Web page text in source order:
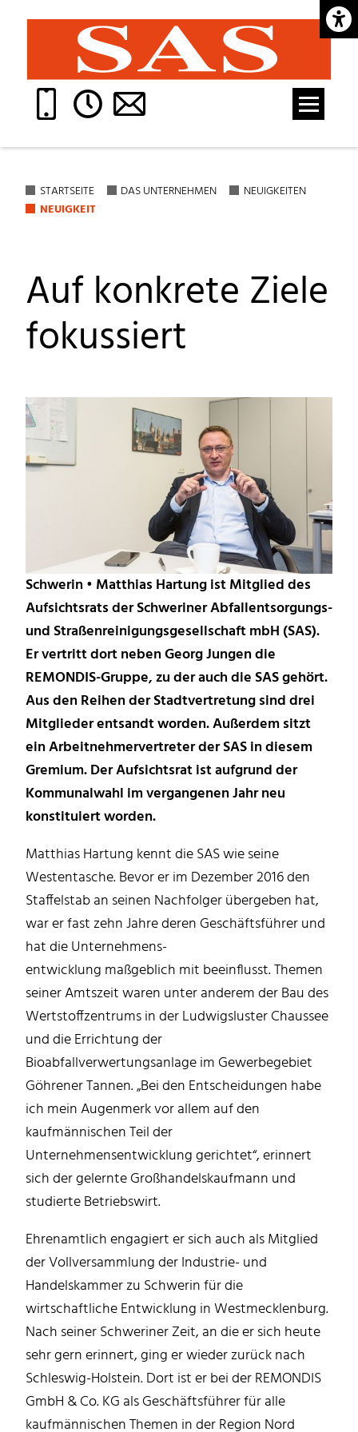
STARTSEITE DAS UNTERNEHMEN
NEUIGKEITEN
NEUIGKEIT
Auf konkrete Ziele
fokussiert
Schwerin • Matthias Hartung ist Mitglied des
Aufsichtsrats der Schweriner Abfallentsorgungs-
und Straßenreinigungsgesellschaft mbH (SAS).
Er vertritt dort neben Georg Jungen die
REMONDIS-Gruppe, zu der auch die SAS gehört.
Aus den Reihen der Stadtvertretung sind drei
Mitglieder entsandt worden. Außerdem sitzt
ein Arbeitnehmervertreter der SAS in diesem
Gremium. Der Aufsichtsrat ist aufgrund der
Kommunalwahl im vergangenen Jahr neu
konstituiert worden.
Matthias Hartung kennt die SAS wie seine
Westentasche. Bevor er im Dezember 2016 den
Staffelstab an seinen Nachfolger übergeben hat,
war er fast zehn Jahre deren Geschäftsführer und
hat die Unternehmens-
entwicklung maßgeblich mit beeinflusst. Themen
seiner Amtszeit waren unter anderem der Bau des
Wertstoffzentrums in der Ludwigsluster Chaussee
und die Errichtung der
Bioabfallverwertungsanlage im Gewerbegebiet
Göhrener Tannen. „Bei den Entscheidungen habe
ich mein Augenmerk vor allem auf den
kaufmännischen Teil der
Unternehmensentwicklung gerichtet“, erinnert
sich der gelernte Großhandelskaufmann und
studierte Betriebswirt.
Ehrenamtlich engagiert er sich auch als Mitglied
der Vollversammlung der Industrie- und
Handelskammer zu Schwerin für die
wirtschaftliche Entwicklung in Westmecklenburg.
Nach seiner Schweriner Zeit, an die er sich heute
sehr gern erinnert, ging er wieder zurück nach
Schleswig-Holstein. Dort ist er bei der REMONDIS
GmbH & Co. KG als Geschäftsführer für alle
kaufmännischen Themen in der Region Nord